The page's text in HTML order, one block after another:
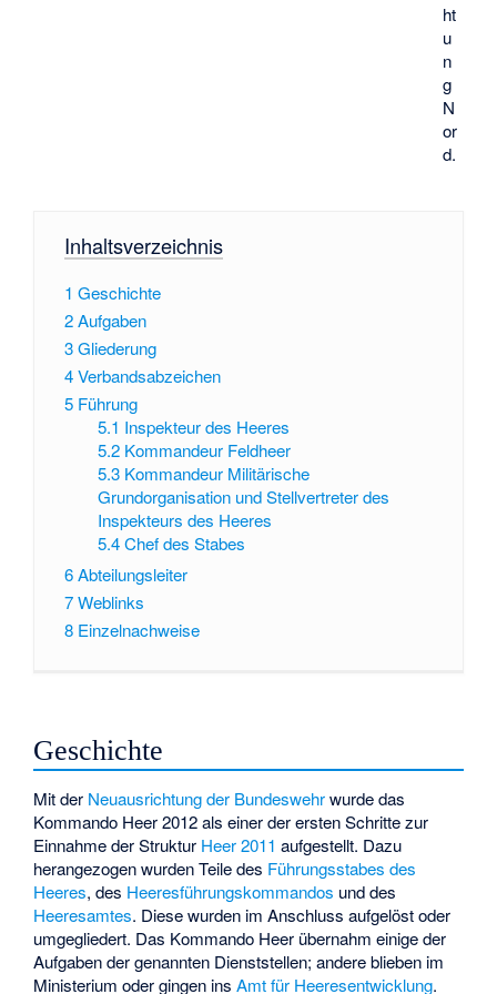
ht
u
n
g
N
or
d.
Inhaltsverzeichnis
1 Geschichte
2Aufgaben
3Gliederung
4Verbandsabzeichen
5 Führung
5.1 Inspekteur des Heeres
5.2 Kommandeur Feldheer
5.3 Kommandeur Militärische
Grundorganisation und Stellvertreter des
Inspekteurs des Heeres
5.4 Chef des Stabes
6Abteilungsleiter
7Weblinks
8 Einzelnachweise
Geschichte
Mit der Neuausrichtung der Bundeswehrwurde das
Kommando Heer 2012 als einer der ersten Schritte zur
Einnahme der Struktur Heer 2011 aufgestellt. Dazu
herangezogen wurden Teile des Führungsstabes des
Heeres, des Heeresführungskommandos und des
Heeresamtes. Diese wurden im Anschluss aufgelöst oder
umgegliedert. Das Kommando Heer übernahm einige der
Aufgaben der genannten Dienststellen; andere blieben im
Ministerium oder gingen insAmt für Heeresentwicklung.